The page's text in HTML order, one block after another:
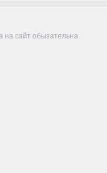
на сайт обызательна.